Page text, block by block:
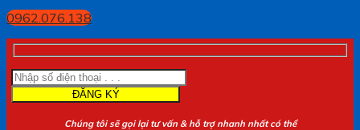
0962.076.138
Chúng tôi sẽ gọi lại tư vấn & hỗ trợ nhanh nhất có thể